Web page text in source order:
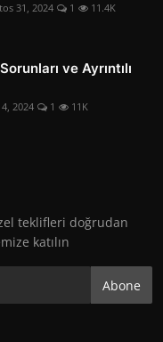
31, 2024 1 11.4K
ve Ayrıntılı
2024 1 11K
teklifleri doğrudan
katılın
Abone